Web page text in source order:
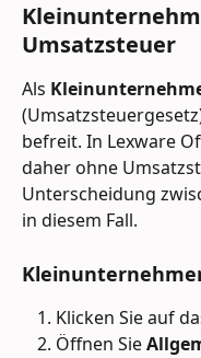
Umsatzsteuer
Als
befreit. In Lexware
daher ohne
Unterscheidung
in diesem Fall.
Klicken Sie auf
Öffnen Sie